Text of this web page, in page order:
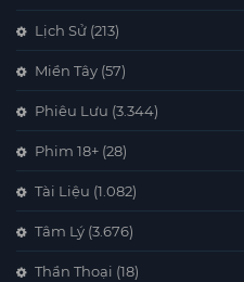
Lịch Sử (213)
Miền Tây (57)
Phiêu Lưu (3.344)
Phim 18+ (28)
Tài Liệu (1.082)
Tâm Lý (3.676)
Thần Thoại (18)